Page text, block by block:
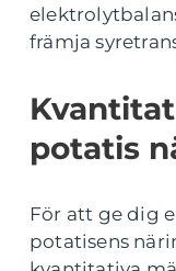
främja
potatis
För att ge dig
potatisens